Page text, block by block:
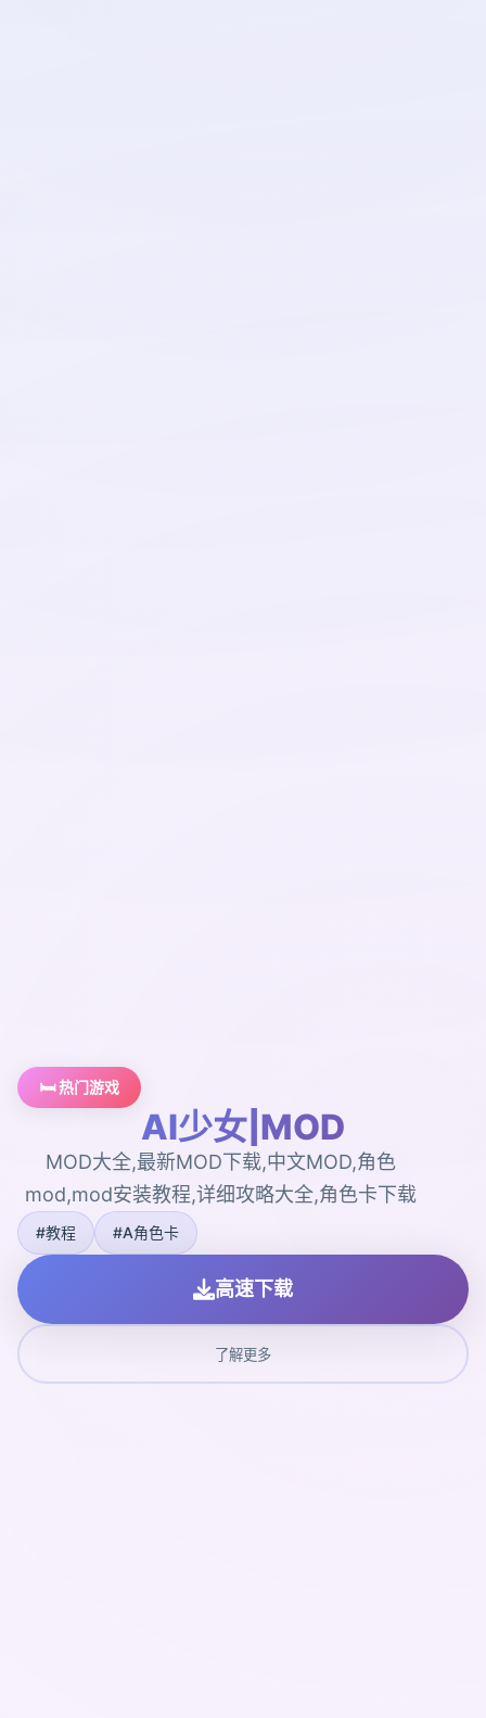
🛏️ 热门游戏
AI少女|MOD
MOD大全,最新MOD下载,中文MOD,角色
mod,mod安装教程,详细攻略大全,角色卡下载
#教程 #A角色卡
高速下载
了解更多